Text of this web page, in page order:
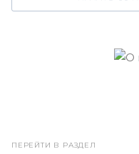
ПЕРЕЙТИ В РАЗДЕЛ